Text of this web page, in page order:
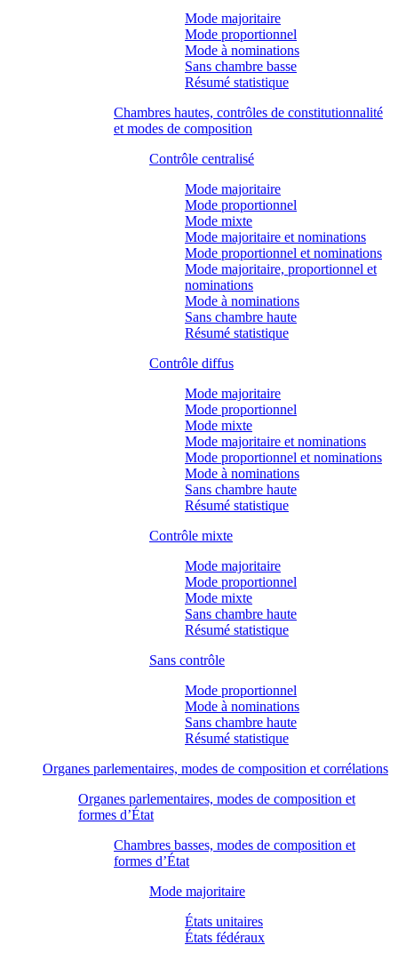
Mode majoritaire
Mode proportionnel
Mode à nominations
Sans chambre basse
Résumé statistique
Chambres hautes, contrôles de constitutionnalité
et modes de composition
Contrôle centralisé
Mode majoritaire
Mode proportionnel
Mode mixte
Mode majoritaire et nominations
Mode proportionnel et nominations
Mode majoritaire, proportionnel et
nominations
Mode à nominations
Sans chambre haute
Résumé statistique
Contrôle diffus
Mode majoritaire
Mode proportionnel
Mode mixte
Mode majoritaire et nominations
Mode proportionnel et nominations
Mode à nominations
Sans chambre haute
Résumé statistique
Contrôle mixte
Mode majoritaire
Mode proportionnel
Mode mixte
Sans chambre haute
Résumé statistique
Sans contrôle
Mode proportionnel
Mode à nominations
Sans chambre haute
Résumé statistique
Organes parlementaires, modes de composition et corrélations
Organes parlementaires, modes de composition et
formes d’État
Chambres basses, modes de composition et
formes d’État
Mode majoritaire
États unitaires
États fédéraux